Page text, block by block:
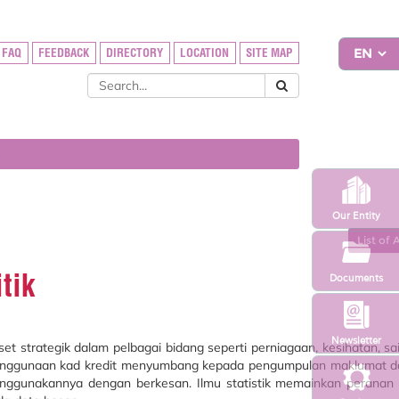
Newsletter
Our Entity
Documents
FAQ FEEDBACK DIRECTORY LOCATION SITE MAP
List of
strategik dalam pelbagai bidang seperti perniagaan, kesihatan,
kad kredit menyumbang kepada pengumpulan maklumat
dengan berkesan. Ilmu statistik memainkan peranan